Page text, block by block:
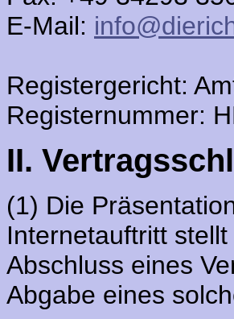
E-Mail:
Registergericht:
Registernummer:
II.
(1) Die
Internetauftritt
Abschluss eines
Abgabe eines